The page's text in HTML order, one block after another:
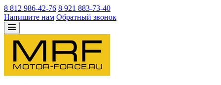
8 812 986-42-76 8 921 883-73-40
Напишите нам Обратный звонок